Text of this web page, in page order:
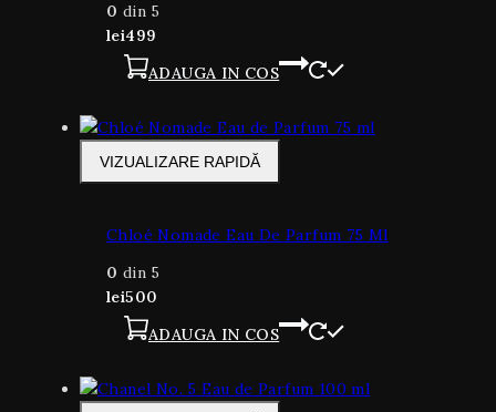
0 din 5
lei499
ADAUGA IN COS
VIZUALIZARE RAPIDĂ
Chloé Nomade Eau De Parfum 75 Ml
0 din 5
lei500
ADAUGA IN COS